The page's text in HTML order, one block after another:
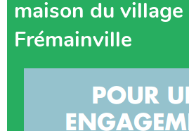
maison du village
Frémainville